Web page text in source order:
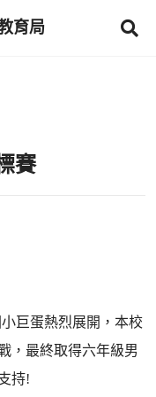
育局
賽
巨蛋熱烈展開，本校
，最終取得六年級男
持!